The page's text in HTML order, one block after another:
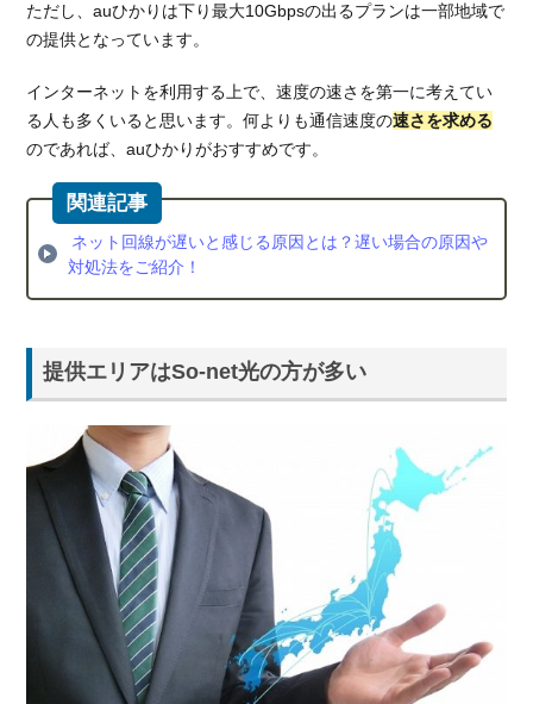
ただし、auひかりは下り最大10Gbpsの出るプランは一部地域で
の提供となっています。
インターネットを利用する上で、速度の速さを第一に考えてい
る人も多くいると思います。何よりも通信速度の速さを求める
のであれば、auひかりがおすすめです。
ネット回線が遅いと感じる原因とは？遅い場合の原因や
対処法をご紹介！
提供エリアはSo-net光の方が多い